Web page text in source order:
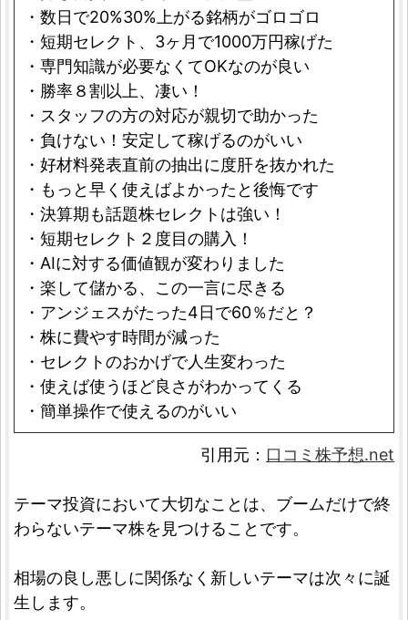
・数日で20%30%上がる銘柄がゴロゴロ
・短期セレクト、3ヶ月で1000万円稼げた
・専門知識が必要なくてOKなのが良い
・勝率８割以上、凄い！
・スタッフの方の対応が親切で助かった
・負けない！安定して稼げるのがいい
・好材料発表直前の抽出に度肝を抜かれた
・もっと早く使えばよかったと後悔です
・決算期も話題株セレクトは強い！
・短期セレクト２度目の購入！
・AIに対する価値観が変わりました
・楽して儲かる、この一言に尽きる
・アンジェスがたった4日で60％だと？
・株に費やす時間が減った
・セレクトのおかげで人生変わった
・使えば使うほど良さがわかってくる
・簡単操作で使えるのがいい
引用元： 口コミ株予想.net
テーマ投資において大切なことは、ブームだけで終
わらないテーマ株を見つけることです。
相場の良し悪しに関係なく新しいテーマは次々に誕
生します。